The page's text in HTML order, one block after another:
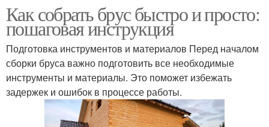
Как собрать брус быстро и просто:
пошаговая инструкция
Подготовка инструментов и материалов Перед началом
сборки бруса важно подготовить все необходимые
инструменты и материалы. Это поможет избежать
задержек и ошибок в процессе работы.